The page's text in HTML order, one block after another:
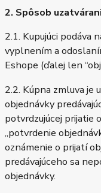
2. Spôsob
2.1. Kupujúci podáva
vyplnením a
Eshope (ďalej len
2.2. Kúpna zmluva je
objednávky
potvrdzujúcej prijatie
„potvrdenie
oznámenie o prijatí
predávajúceho sa
objednávky.